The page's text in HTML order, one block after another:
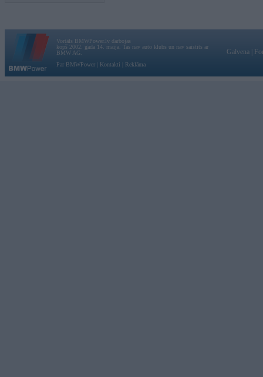
Vortāls BMWPower.lv darbojas
kopš 2002. gada 14. maija. Tas nav auto klubs un nav saistīts ar
BMW AG.
Par BMWPower
Kontakti Reklāma
Galvena